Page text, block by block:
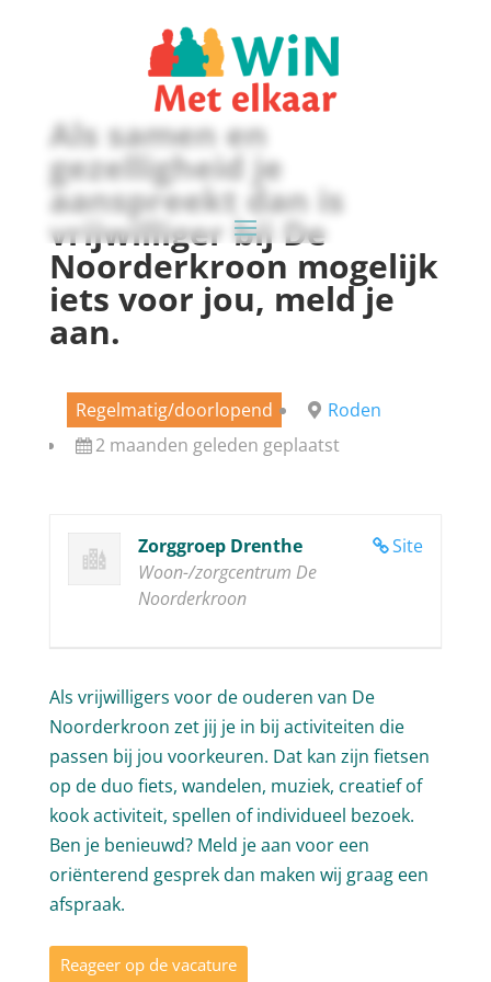
Als samen en
gezelligheid je
aanspreekt dan is
vrijwilliger bij De
Noorderkroon mogelijk
iets voor jou, meld je
aan.
Regelmatig/doorlopend
Roden
2 maanden geleden geplaatst
Site
Zorggroep Drenthe
Woon-/zorgcentrum De
Noorderkroon
Als vrijwilligers voor de ouderen van De
Noorderkroon zet jij je in bij activiteiten die
passen bij jou voorkeuren. Dat kan zijn fietsen
op de duo fiets, wandelen, muziek, creatief of
kook activiteit, spellen of individueel bezoek.
Ben je benieuwd? Meld je aan voor een
oriënterend gesprek dan maken wij graag een
afspraak.